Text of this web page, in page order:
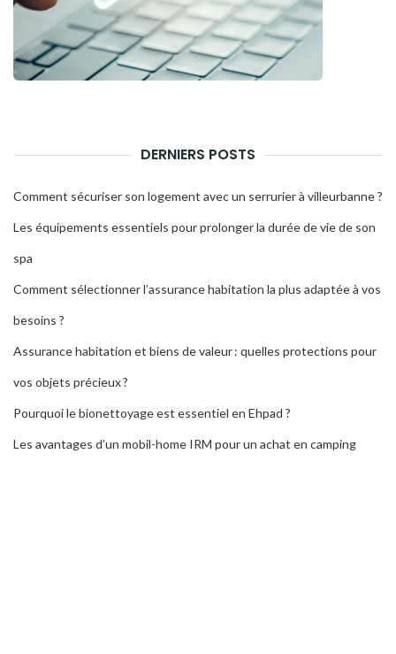
DERNIERS POSTS
Comment sécuriser son logement avec un serrurier à villeurbanne ?
Les équipements essentiels pour prolonger la durée de vie de son
spa
Comment sélectionner l’assurance habitation la plus adaptée à vos
besoins ?
Assurance habitation et biens de valeur : quelles protections pour
vos objets précieux ?
Pourquoi le bionettoyage est essentiel en Ehpad ?
Les avantages d’un mobil-home IRM pour un achat en camping